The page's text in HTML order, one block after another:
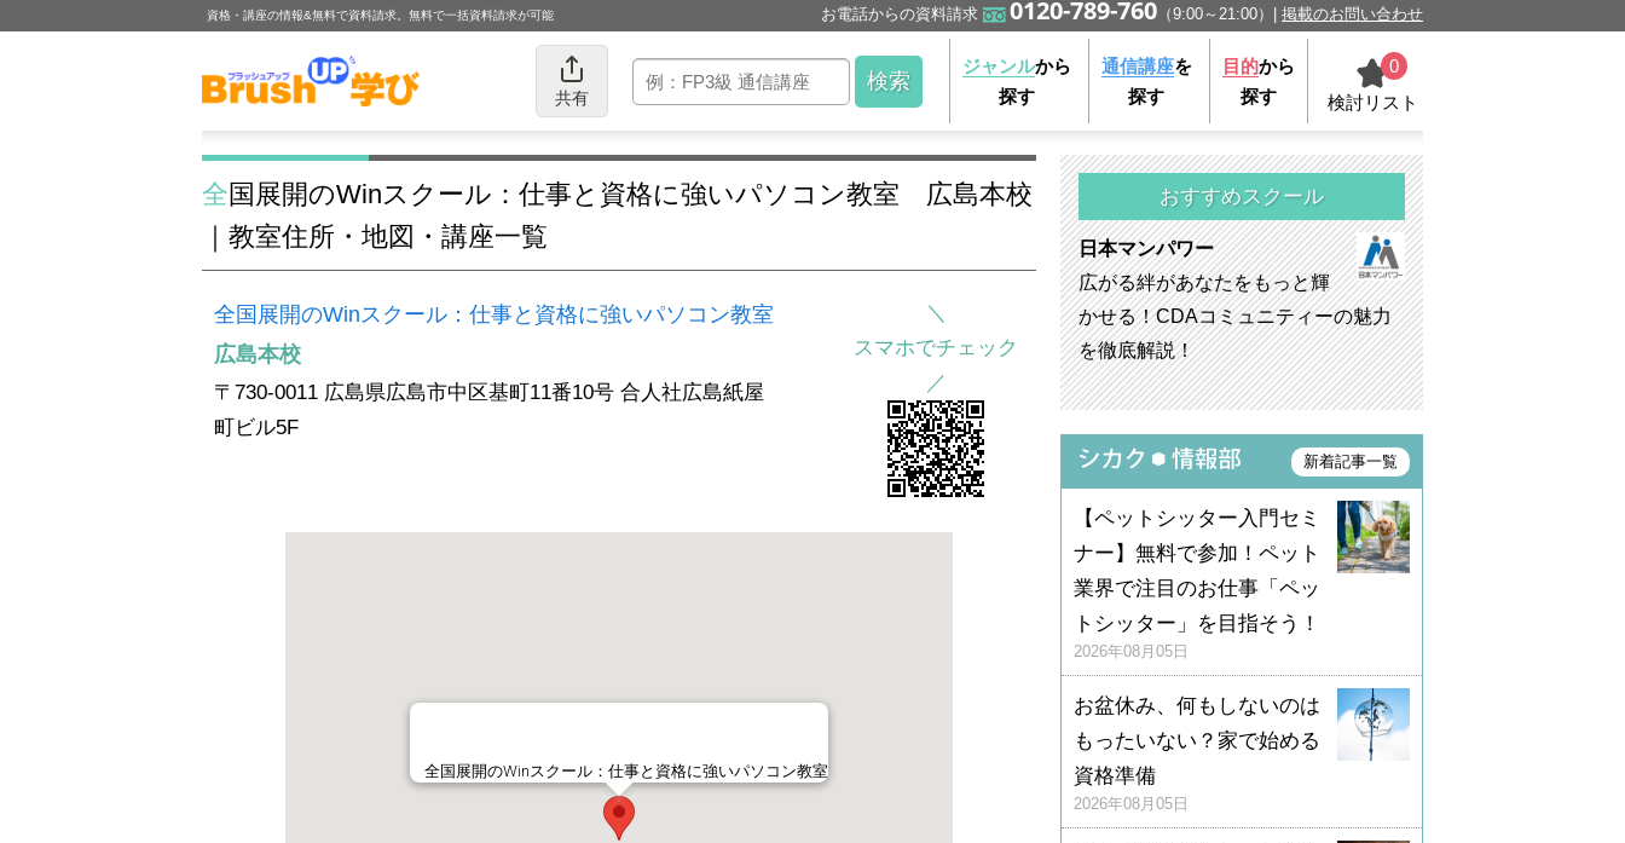
資格・講座の情報&無料で資料請求。無料で一括資料請求が可能 お電話からの資料請求 0120-789-760 （9:00～21:00） 掲載のお問い合わせ
共有
ジャンルから
探す
通信講座を
探す
目的から
探す
0
検討リスト
全国展開のWinスクール：仕事と資格に強いパソコン教室 広島本校
｜教室住所・地図・講座一覧
全国展開のWinスクール：仕事と資格に強いパソコン教室
広島本校
〒730-0011 広島県広島市中区基町11番10号 合人社広島紙屋
町ビル5F
スマホでチェック
全国展開のWinスクール：仕事と資格に強いパソコン教室
おすすめスクール
日本マンパワー
広がる絆があなたをもっと輝
かせる！CDAコミュニティーの魅力
を徹底解説！
新着記事一覧
【ペットシッター入門セミ
ナー】無料で参加！ペット
業界で注目のお仕事「ペッ
トシッター」を目指そう！
2026年08月05日
お盆休み、何もしないのは
もったいない？家で始める
資格準備
2026年08月05日